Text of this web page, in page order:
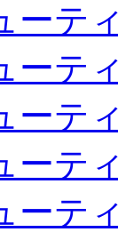
ーテ
ーテ
ーテ
ーテ
ーテ